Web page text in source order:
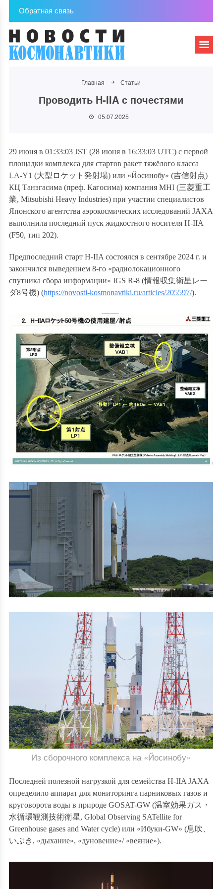
Обратная связь
Главная Статьи
Проводить H-IIA с почестями
05.07.2025
29 июня в 01:33:03 JST (28 июня в 16:33:03 UTC) с первой
площадки комплекса для стартов ракет тяжёлого класса
LA-Y1 (大型ロケット発射場) или «Йосинобу» (吉信射点)
КЦ Танэгасима (преф. Кагосима) компания MHI (三菱重工
業, Mitsubishi Heavy Industries) при участии специалистов
Японского агентства аэрокосмических исследований JAXA
выполнила последний пуск жидкостного носителя H-IIA
(F50, тип 202).
Предпоследний старт H-IIA состоялся в сентябре 2024 г. и
закончился выведением 8-го «радиолокационного
спутника сбора информации» IGS R-8 (情報収集衛星レー
ダ8号機) (https://novosti-kosmonavtiki.ru/articles/205597/).
Из сборочного комплекса на «Йосинобу»
Последней полезной нагрузкой для семейства H-IIA JAXA
определило аппарат для мониторинга парниковых газов и
круговорота воды в природе GOSAT-GW (温室効果ガス・
水循環観測技術衛星, Global Observing SATellite for
Greenhouse gases and Water cycle) или «Ибуки-GW» (息吹
いぶき , «дыхание», «дуновение»/ «веяние»).